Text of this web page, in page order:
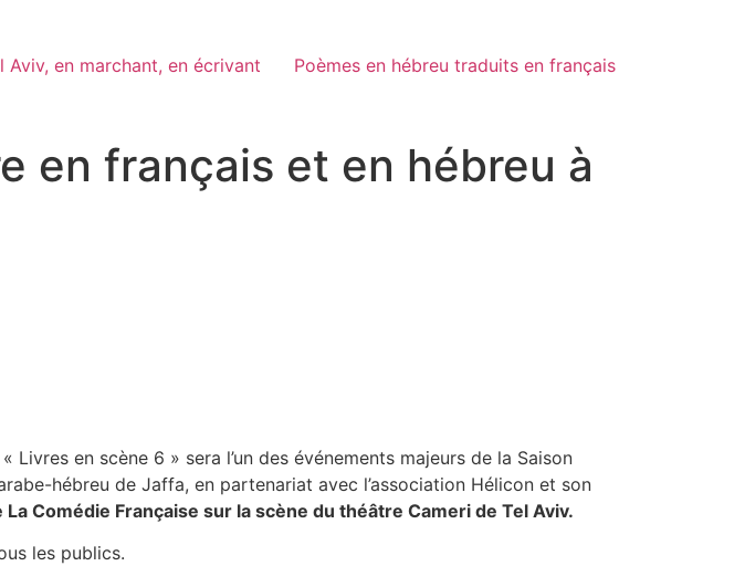
Aviv, en marchant, en écrivant Poèmes en hébreu traduits en français
en français et en hébreu à
Livres en scène 6 » sera l’un des événements majeurs de la Saison
hébreu de Jaffa, en partenariat avec l’association Hélicon et son
Comédie Française sur la scène du théâtre Cameri de Tel Aviv.
les publics.